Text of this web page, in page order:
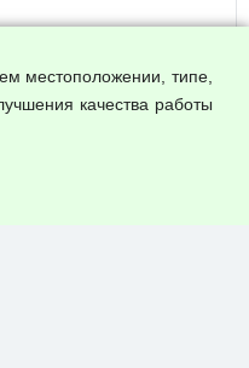
местоположении, типе,
качества работы
временно отключена!